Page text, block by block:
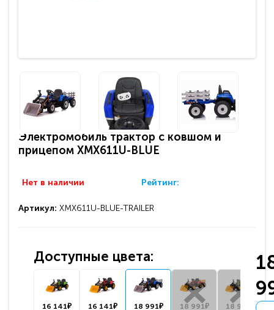
Электромобиль трактор с ковшом и
прицепом XMX611U-BLUE
Нет в наличии Рейтинг:
Артикул: XMX611U-BLUE-TRAILER
Доступные цвета:
16 141₽ 16 141₽ 18 991₽ 18 991₽ 18 991₽